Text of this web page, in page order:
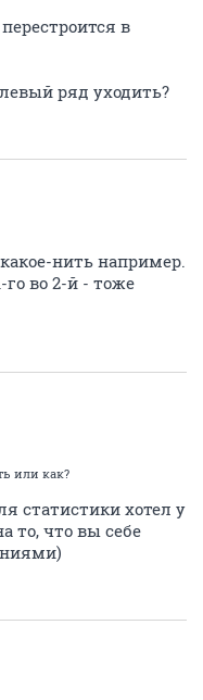
в
ряд уходить?
нить например.
го во 2-й - тоже
или как?
статистики хотел у
то, что вы себе